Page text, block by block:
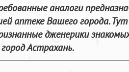
аналоги
аптеке Вашего города.
дженерики
Астрахань.